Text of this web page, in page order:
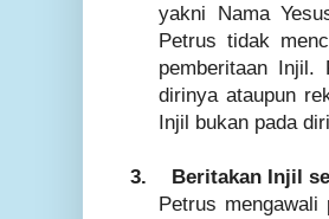
yakni Nama
Petrus tidak
pemberitaan Injil.
dirinya ataupun
Injil bukan pada
3.
Beritakan Injil
Petrus mengawali